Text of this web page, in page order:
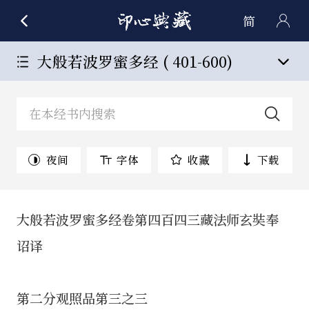
简
大般若波罗蜜多经 ( 401-600)
夜间 字体 收藏 下载
大般若波罗蜜多经卷第四百四三藏法师玄奘奉
诏译
第二分观照品第三之三